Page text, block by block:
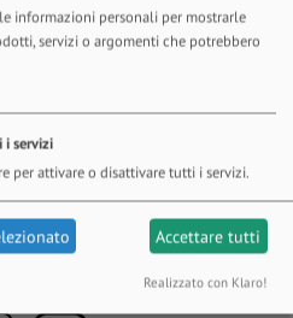
informazioni personali per mostrarle
servizi o argomenti che potrebbero
i servizi
per attivare o disattivare tutti i servizi.
Accettare tutti
Realizzato con Klaro!